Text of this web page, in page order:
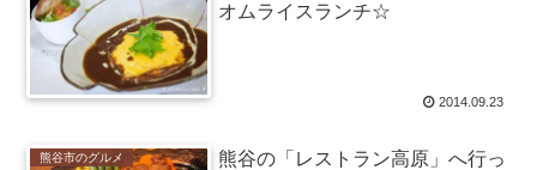
オムライスランチ☆
2014.09.23
熊谷市のグルメ
熊谷の「レストラン高原」へ行っ